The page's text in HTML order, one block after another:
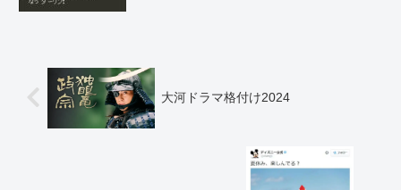
大河ドラマ格付け2024